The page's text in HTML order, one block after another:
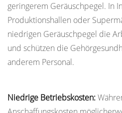
geringerem Geräuschpegel. In
Produktionshallen oder
niedrigen Geräuschpegel die
und schützen die
anderem Personal.
Niedrige Betriebskosten: